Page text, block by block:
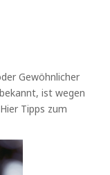
Gewöhnlicher
ist wegen
Tipps zum